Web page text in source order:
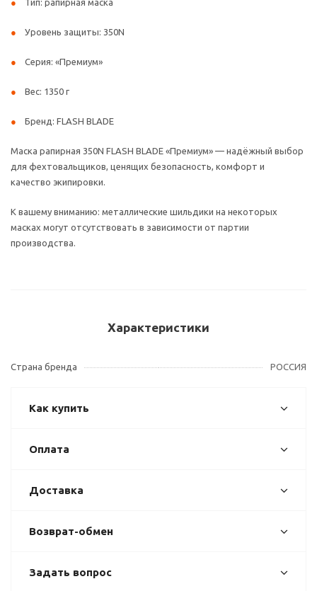
Тип: рапирная маска
Уровень защиты: 350N
Серия: «Премиум»
Вес: 1350 г
Бренд: FLASH BLADE
Маска рапирная 350N FLASH BLADE «Премиум» — надёжный выбор
для фехтовальщиков, ценящих безопасность, комфорт и
качество экипировки.
К вашему вниманию: металлические шильдики на некоторых
масках могут отсутствовать в зависимости от партии
производства.
Характеристики
Страна бренда РОССИЯ
Как купить
Оплата
Доставка
Возврат-обмен
Задать вопрос